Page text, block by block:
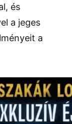
és
a jeges
a